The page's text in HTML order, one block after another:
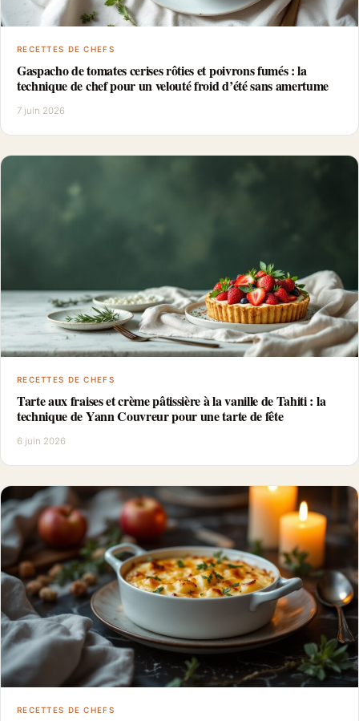
RECETTES DE CHEFS
Gaspacho de tomates cerises rôties et poivrons fumés : la
technique de chef pour un velouté froid d’été sans amertume
7 juin 2026
RECETTES DE CHEFS
Tarte aux fraises et crème pâtissière à la vanille de Tahiti : la
technique de Yann Couvreur pour une tarte de fête
6 juin 2026
RECETTES DE CHEFS